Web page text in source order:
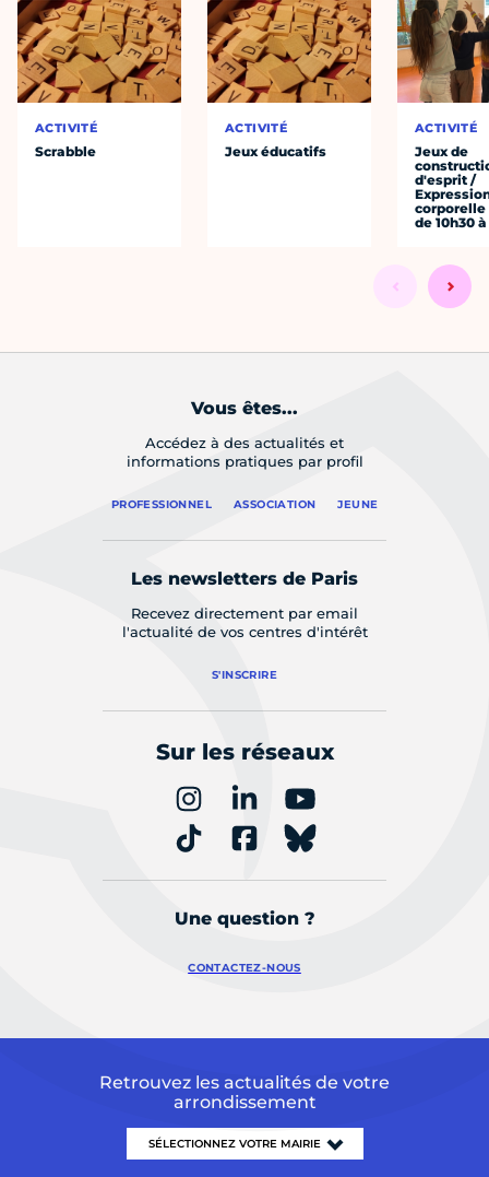
ACTIVITÉ
Scrabble
ACTIVITÉ
Jeux éducatifs
ACTIVITÉ
Jeux de
d'esprit /
corporelle
de 10h30 à
Vous êtes...
Accédez à des actualités et
informations pratiques par profil
PROFESSIONNEL ASSOCIATION JEUNE
Les newsletters de Paris
Recevez directement par email
l'actualité de vos centres d'intérêt
S'INSCRIRE
Sur les réseaux
Une question ?
CONTACTEZ-NOUS
Retrouvez les actualités de votre
arrondissement